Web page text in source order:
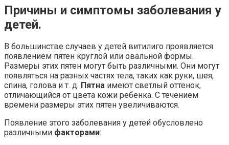
Причины и симптомы заболевания у
детей.
В большинстве случаев у детей витилиго проявляется
появлением пятен круглой или овальной формы.
Размеры этих пятен могут быть различными. Они могут
появляться на разных частях тела, таких как руки, шея,
спина, голова и т. д. Пятна имеют светлый оттенок,
отличающийся от цвета кожи ребенка. С течением
времени размеры этих пятен увеличиваются.
Появление этого заболевания у детей обусловлено
различными факторами: